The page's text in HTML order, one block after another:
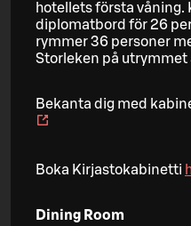
hotellets första
diplomatbord för 26
rymmer 36 personer
Storleken på utrymmet
Bekanta dig med
Boka Kirjastokabinetti
Dining Room